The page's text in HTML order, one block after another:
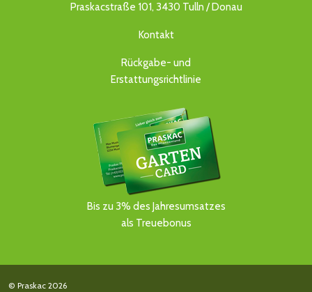
Praskacstraße 101, 3430 Tulln / Donau
Kontakt
Rückgabe- und
Erstattungsrichtlinie
Bis zu 3% des Jahresumsatzes
als Treuebonus
© Praskac 2026